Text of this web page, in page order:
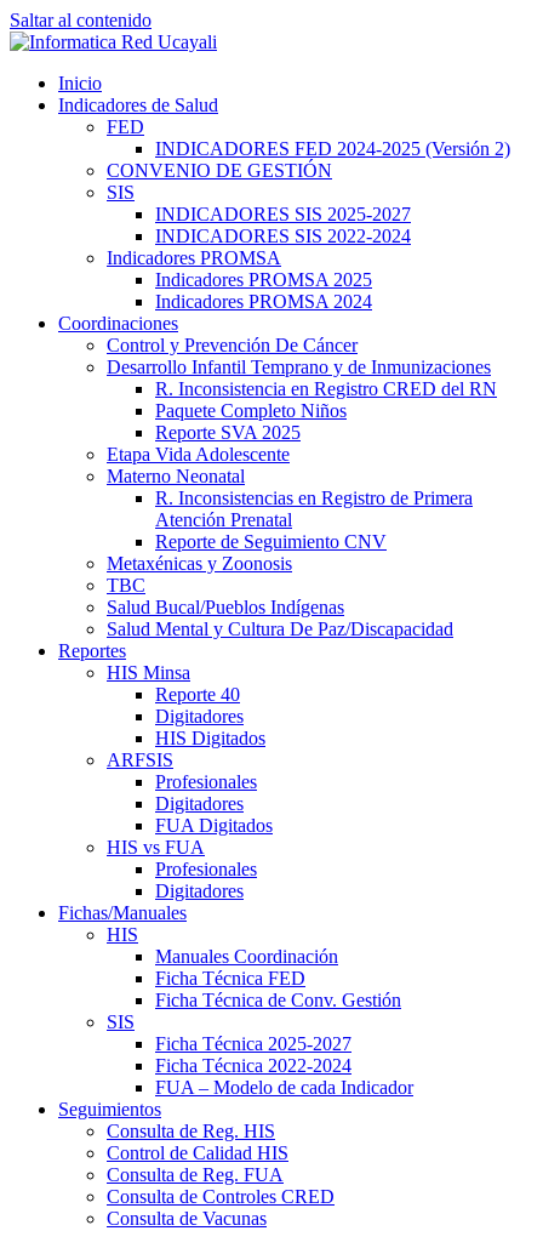
Saltar al contenido
Inicio
Indicadores de Salud
FED
INDICADORES FED 2024-2025 (Versión 2)
CONVENIO DE GESTIÓN
SIS
INDICADORES SIS 2025-2027
INDICADORES SIS 2022-2024
Indicadores PROMSA
Indicadores PROMSA 2025
Indicadores PROMSA 2024
Coordinaciones
Control y Prevención De Cáncer
Desarrollo Infantil Temprano y de Inmunizaciones
R. Inconsistencia en Registro CRED del RN
Paquete Completo Niños
Reporte SVA 2025
Etapa Vida Adolescente
Materno Neonatal
R. Inconsistencias en Registro de Primera
Atención Prenatal
Reporte de Seguimiento CNV
Metaxénicas y Zoonosis
TBC
Salud Bucal/Pueblos Indígenas
Salud Mental y Cultura De Paz/Discapacidad
Reportes
HIS Minsa
Reporte 40
Digitadores
HIS Digitados
ARFSIS
Profesionales
Digitadores
FUA Digitados
HIS vs FUA
Profesionales
Digitadores
Fichas/Manuales
HIS
Manuales Coordinación
Ficha Técnica FED
Ficha Técnica de Conv. Gestión
SIS
Ficha Técnica 2025-2027
Ficha Técnica 2022-2024
FUA – Modelo de cada Indicador
Seguimientos
Consulta de Reg. HIS
Control de Calidad HIS
Consulta de Reg. FUA
Consulta de Controles CRED
Consulta de Vacunas